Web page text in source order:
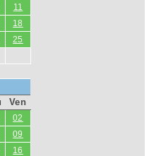
11
18
25
Ven
02
09
16